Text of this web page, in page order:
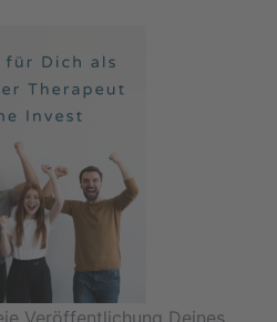
Veröffentlichung Deines